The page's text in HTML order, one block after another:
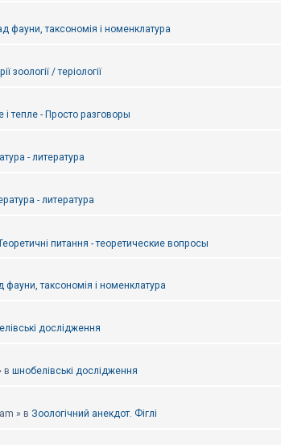
фауни, таксономія і номенклатура
зоології / теріології
і тепле - Просто разговоры
- литература
- литература
питання - теоретические вопросы
фауни, таксономія і номенклатура
дослідження
в шнобелівські дослідження
» в Зоологічний анекдот. Фіглі